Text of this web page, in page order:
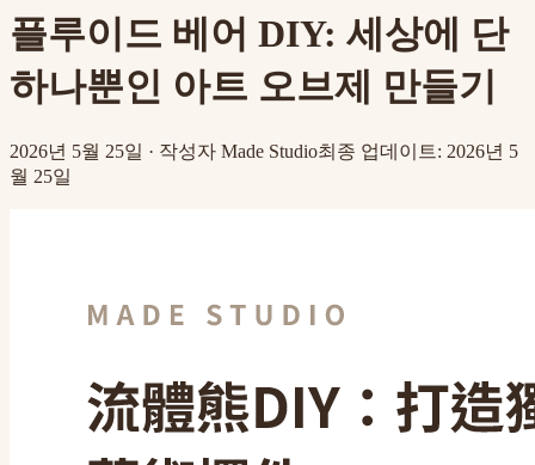
플루이드 베어 DIY: 세상에 단
하나뿐인 아트 오브제 만들기
2026년 5월 25일 · 작성자 Made Studio최종 업데이트: 2026년 5
월 25일